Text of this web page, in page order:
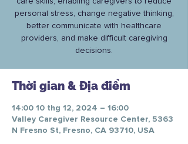
personal stress, change negative thinking,
better communicate with healthcare
providers, and make difficult caregiving
decisions.
Thời gian & Địa điểm
14:00 10 thg 12, 2024 – 16:00
Valley Caregiver Resource Center, 5363
N Fresno St, Fresno, CA 93710, USA